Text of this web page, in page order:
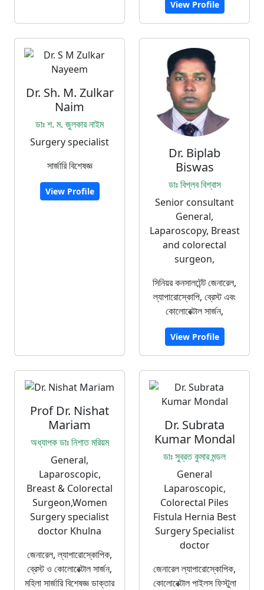
View Profile
Dr. Sh. M. Zulkar
Naim
ডাঃ শ. ম. জুলকার নাইম
Surgery specialist
সার্জারি বিশেষজ্ঞ
View Profile
Dr. Biplab
Biswas
ডাঃ বিপ্লব বিশ্বাস
Senior consultant
General,
Laparoscopy, Breast
and colorectal
surgeon,
সিনিয়র কনসালটেন্ট জেনারেল,
ল্যাপারোস্কোপি, ব্রেস্ট এবং
কোলোরেক্টাল সার্জন,
View Profile
Prof Dr. Nishat
Mariam
অধ্যাপক ডাঃ নিশাত মরিয়ম
General,
Laparoscopic,
Breast & Colorectal
Surgeon,Women
Surgery specialist
doctor Khulna
জেনারেল, ল্যাপারোস্কোপিক,
ব্রেস্ট ও কোলোরেক্টাল সার্জন,
মহিলা সার্জারি বিশেষজ্ঞ ডাক্তার
Dr. Subrata
Kumar Mondal
ডাঃ সুব্রত কুমার মন্ডল
General
Laparoscopic,
Colorectal Piles
Fistula Hernia Best
Surgery Specialist
doctor
জেনারেল ল্যাপারোস্কোপিক,
কোলোরেক্টাল পাইলস ফিস্টুলা